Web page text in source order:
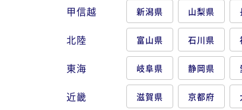
甲信越 新潟県 山梨県
北陸 富山県 石川県
東海 岐阜県 静岡県
近畿 滋賀県 京都府